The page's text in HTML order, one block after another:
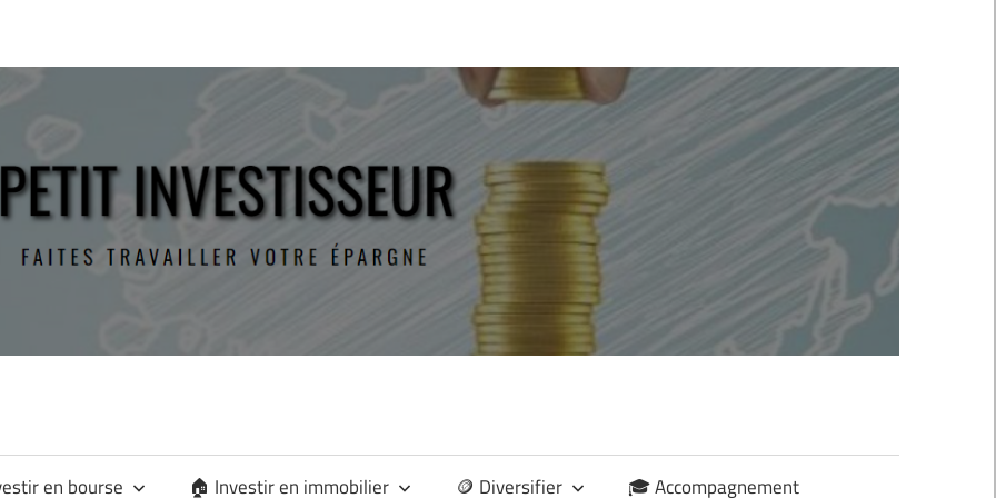
en bourse 🏠 Investir en immobilier 🪙 Diversifier 🎓 Accompagnement